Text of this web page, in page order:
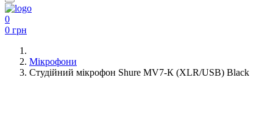
0
0 грн
Мікрофони
Студійний мікрофон Shure MV7-К (XLR/USB) Black